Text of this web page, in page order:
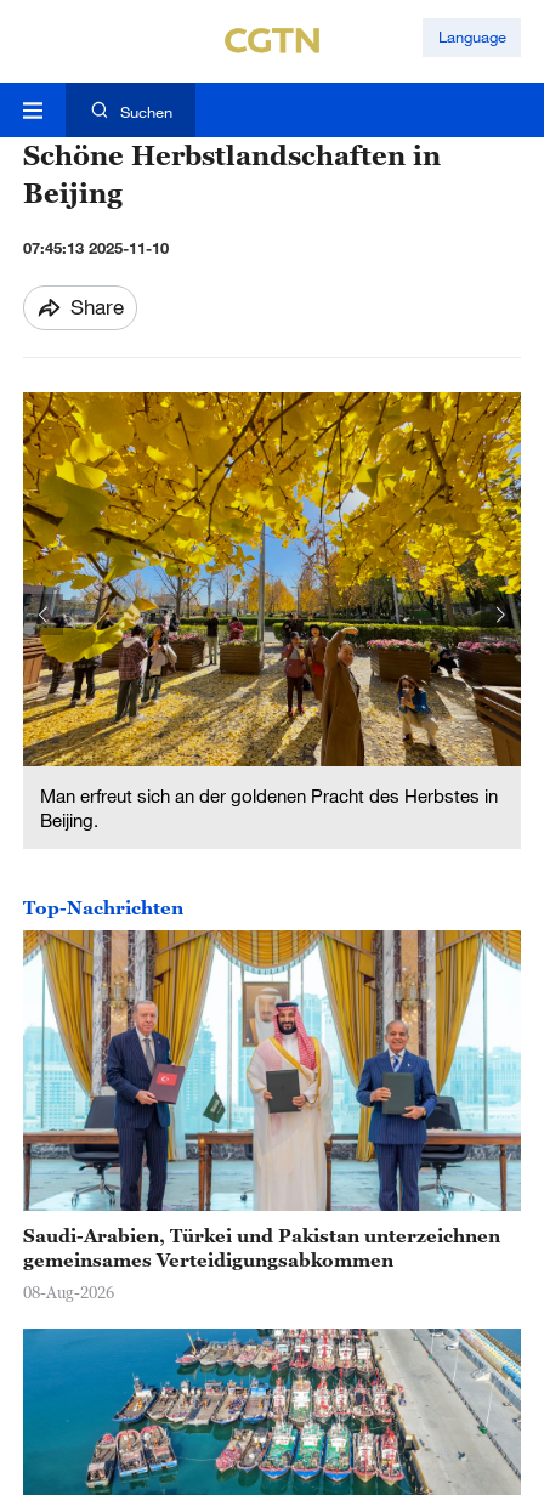
Language
Suchen
Schöne Herbstlandschaften in
Beijing
07:45:13 2025-11-10
Share
Man erfreut sich an der goldenen Pracht des Herbstes in
Beijing.
Top-Nachrichten
Saudi-Arabien, Türkei und Pakistan unterzeichnen
gemeinsames Verteidigungsabkommen
08-Aug-2026